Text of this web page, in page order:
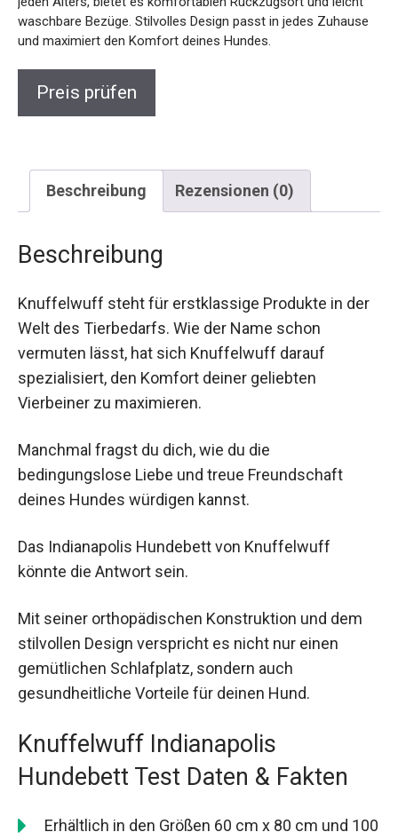
waschbare Bezüge. Stilvolles Design passt in jedes Zuhause
und maximiert den Komfort deines Hundes.
Preis prüfen
Beschreibung Rezensionen (0)
Beschreibung
Knuffelwuff steht für erstklassige Produkte in der
Welt des Tierbedarfs. Wie der Name schon
vermuten lässt, hat sich Knuffelwuff darauf
spezialisiert, den Komfort deiner geliebten
Vierbeiner zu maximieren.
Manchmal fragst du dich, wie du die
bedingungslose Liebe und treue Freundschaft
deines Hundes würdigen kannst.
Das Indianapolis Hundebett von Knuffelwuff
könnte die Antwort sein.
Mit seiner orthopädischen Konstruktion und dem
stilvollen Design verspricht es nicht nur einen
gemütlichen Schlafplatz, sondern auch
gesundheitliche Vorteile für deinen Hund.
Knuffelwuff Indianapolis
Hundebett Test Daten & Fakten
Erhältlich in den Größen 60 cm x 80 cm und 100